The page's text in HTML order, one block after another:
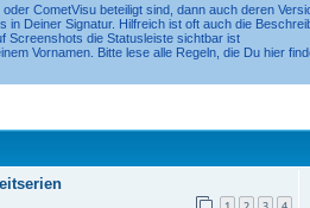
CometVisu beteiligt sind, dann auch deren
Deiner Signatur. Hilfreich ist oft auch die
Screenshots die Statusleiste sichtbar ist
Vornamen. Bitte lese alle Regeln, die Du hier